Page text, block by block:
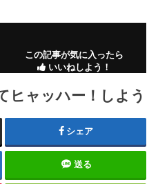
この記事が気に入ったら
いいねしよう！
ヒャッハー！しよう
シェア
送る